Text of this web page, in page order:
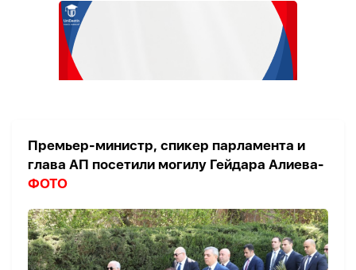
Премьер-министр, спикер парламента и
глава АП посетили могилу Гейдара Алиева-
ФОТО